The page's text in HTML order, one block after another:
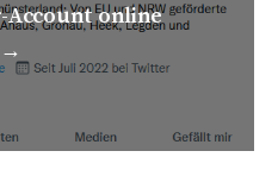
→
Account online